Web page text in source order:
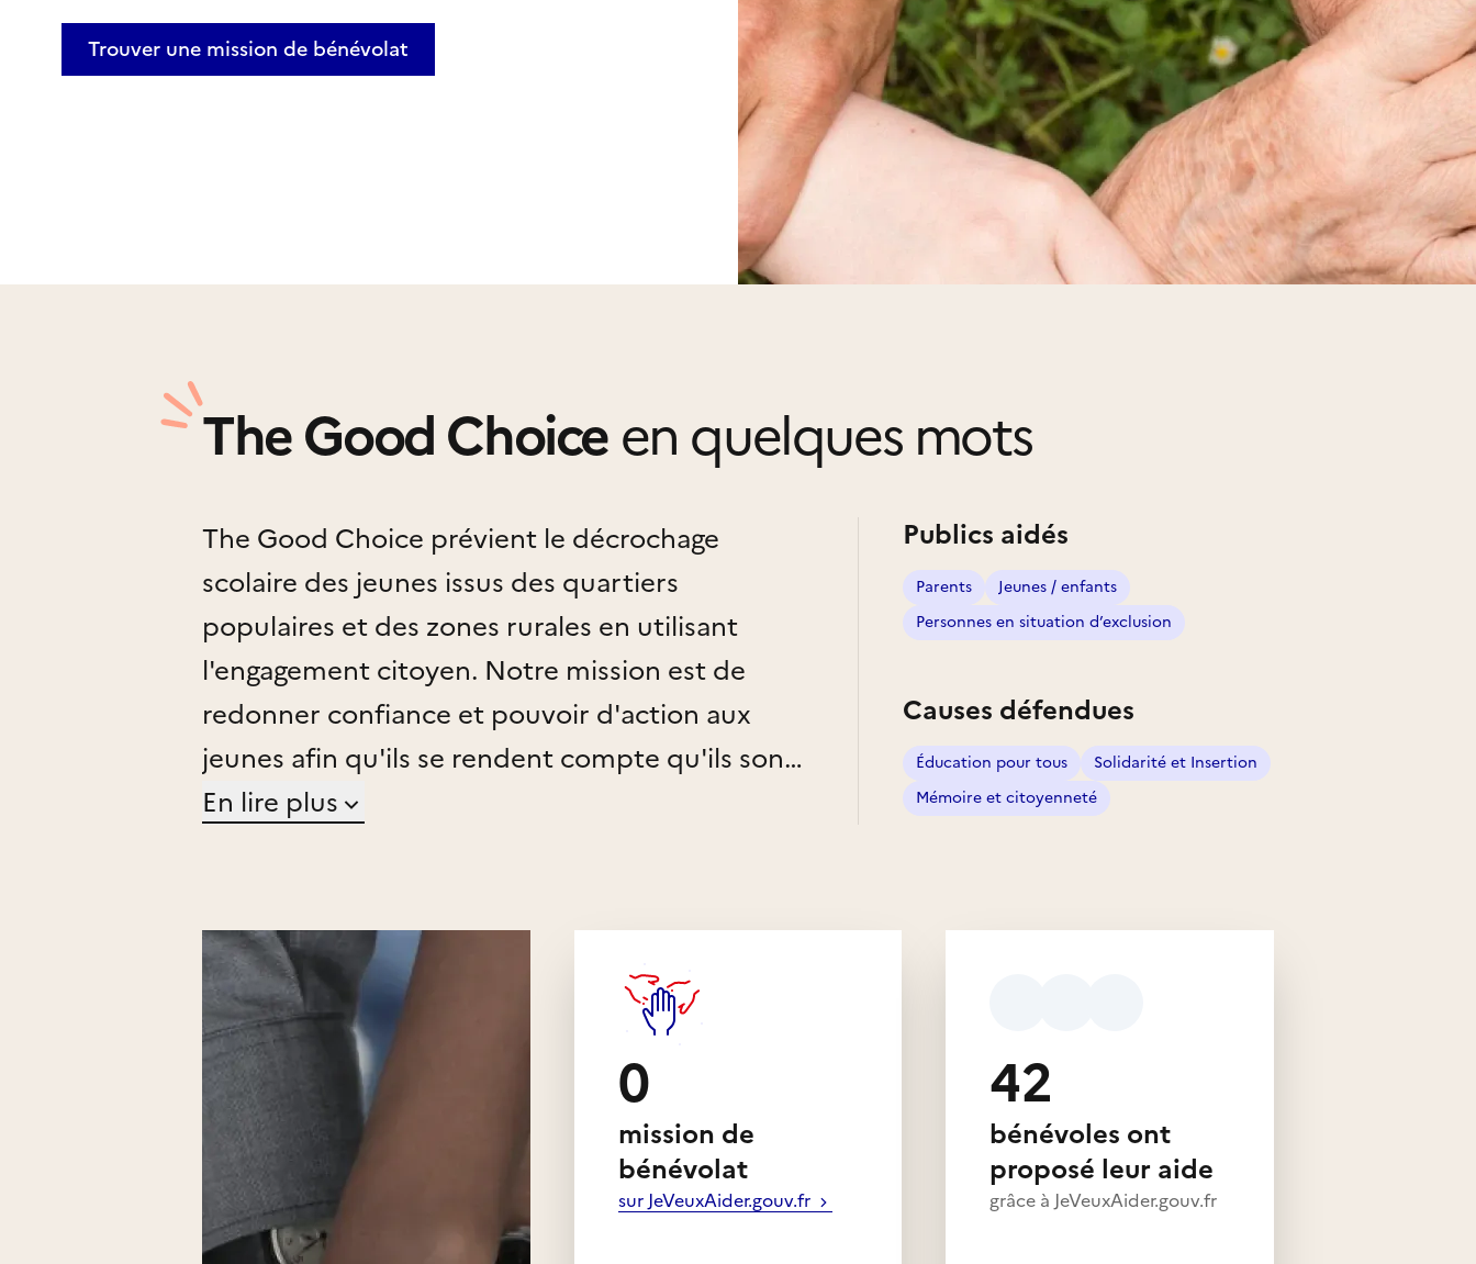
Trouver une mission de bénévolat
The Good Choiceen quelques mots
The Good Choice prévient le décrochage
scolaire des jeunes issus des quartiers
populaires et des zones rurales en utilisant
l'engagement citoyen. Notre mission est de
redonner confiance et pouvoir d'action aux
jeunes afin qu'ils se rendent compte qu'ils sont
des pépites et qu'ils ont leurs places dans la
Nous les aidons à créer des projets à impact en
s'appuyant sur les Objectifs de Développement
Durables de l'ONU. C'est en expérimentant
directement qu'ils pourront retrouver
confiance et développer de nouvelles
compétences.
En lire plus
Publics aidés
Parents
Jeunes / enfants
Personnes en situation d’exclusion
Causes défendues
Éducation pour tous
Solidarité et Insertion
Mémoire et citoyenneté
0
mission de
bénévolat
sur JeVeuxAider.gouv.fr
42
bénévoles ont
proposé leur aide
grâce à JeVeuxAider.gouv.fr